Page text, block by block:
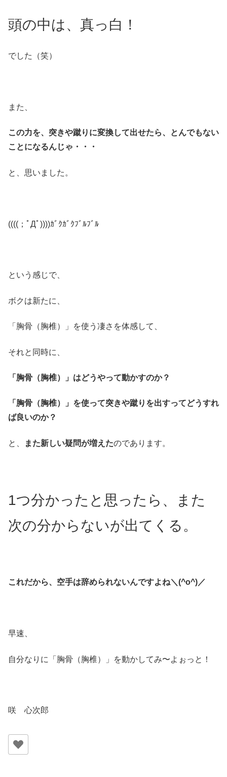
頭の中は、真っ白！
でした（笑）
また、
この力を、突きや蹴りに変換して出せたら、とんでもない
ことになるんじゃ・・・
と、思いました。
((((；ﾟДﾟ))))ｶﾞｸｶﾞｸﾌﾞﾙﾌﾞﾙ
という感じで、
ボクは新たに、
「胸骨（胸椎）」を使う凄さを体感して、
それと同時に、
「胸骨（胸椎）」はどうやって動かすのか？
「胸骨（胸椎）」を使って突きや蹴りを出すってどうすれ
ば良いのか？
と、 また新しい疑問が増えたのであります。
1つ分かったと思ったら、
また
次の分からないが出てくる。
これだから、空手は辞められないんですよね＼(^o^)／
早速、
自分なりに「胸骨（胸椎）」を動かしてみ〜よぉっと！
咲 心次郎